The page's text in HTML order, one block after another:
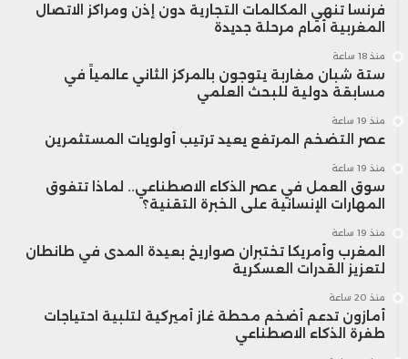
فرنسا تنهي المكالمات التجارية دون إذن ومراكز الاتصال
المغربية أمام مرحلة جديدة
منذ 18 ساعة
ستة شبان مغاربة يتوجون بالمركز الثاني عالمياً في
مسابقة دولية للبحث العلمي
منذ 19 ساعة
عصر التضخم المرتفع يعيد ترتيب أولويات المستثمرين
منذ 19 ساعة
سوق العمل في عصر الذكاء الاصطناعي.. لماذا تتفوق
المهارات الإنسانية على الخبرة التقنية؟
منذ 19 ساعة
المغرب وأمريكا تختبران صواريخ بعيدة المدى في طانطان
لتعزيز القدرات العسكرية
منذ 20 ساعة
أمازون تدعم أضخم محطة غاز أميركية لتلبية احتياجات
طفرة الذكاء الاصطناعي